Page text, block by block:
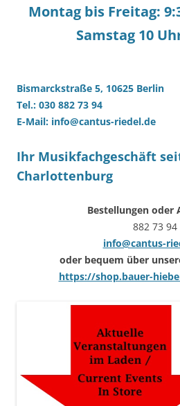
Montag bis Freitag:
Samstag 10
Bismarckstraße 5, 10625 Berlin
Tel.: 030 882 73 94
E-Mail: info@cantus-riedel.de
Ihr Musikfachgeschäft
Charlottenburg
Bestellungen oder
882 73 94
info@cantus-
oder bequem über
https://shop.bauer-